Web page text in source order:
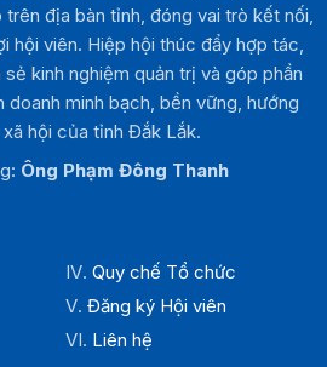
địa bàn tỉnh, đóng vai trò kết nối,
hội viên. Hiệp hội thúc đẩy hợp tác,
kinh nghiệm quản trị và góp phần
minh bạch, bền vững, hướng
hội của tỉnh Đắk Lắk.
Ông Phạm Đông Thanh
Quy chế Tổ chức
Đăng ký Hội viên
Liên hệ